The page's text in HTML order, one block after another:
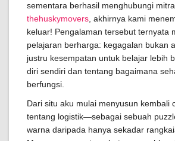
sementara berhasil menghubungi
thehuskymovers , akhirnya kami
keluar! Pengalaman tersebut ternyata
pelajaran berharga: kegagalan bukan
justru kesempatan untuk belajar lebih
diri sendiri dan tentang bagaimana
berfungsi.
Dari situ aku mulai menyusun kembali
tentang logistik—sebagai sebuah
warna daripada hanya sekadar